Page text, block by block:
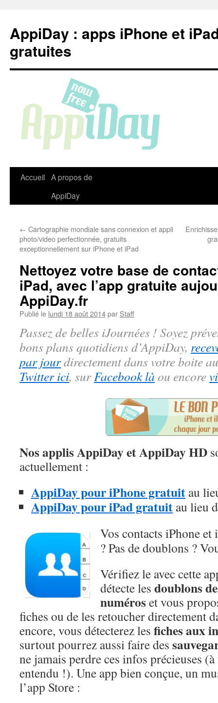
contenu
AppiDay : apps iPhone et
gratuites
Accueil A propos de
AppiDay
← Cartographie mondiale sans connexion et appli
photo/video perfectionnée, gratuits
exceptionnellement sur iPhone et iPad
Nettoyez votre base de
iPad, avec l’app gratuite
AppiDay.fr
Publié le lundi 18 août 2014par Staff
Passez de belles iJournées ! Soyez
bons plans quotidiens d’AppiDay,
par jourdirectement dans votre boite
Twitter ici, surFacebook là ou encore
Nos applis AppiDay et AppiDay HD
actuellement :
AppiDay pour iPhone gratuit au
AppiDay pour iPad gratuit au lieu
Vos contacts iPhone et
? Pas de doublons ?
Vérifiez le avec cette
détecte les doublons
numéroset vous
fiches ou de les retoucher directement
encore, vous détecterez les fiches aux
surtout pourrez aussi faire des
ne jamais perdre ces infos précieuses
entendu !). Une app bien conçue, un
l’app Store :